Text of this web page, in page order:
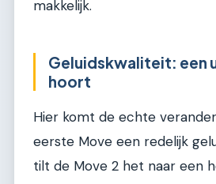
makkelijk.
Geluidskwaliteit: een
hoort
Hier komt de echte
eerste Move een redelijk
tilt de Move 2 het naar een